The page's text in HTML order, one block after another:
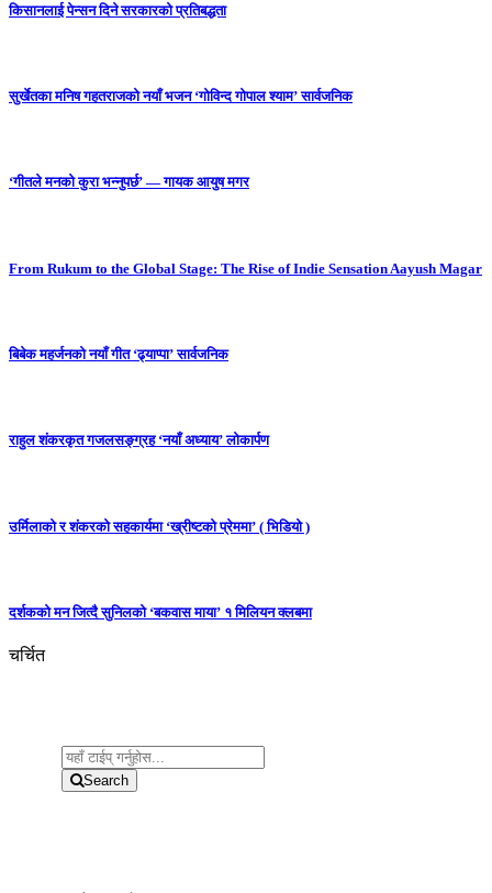
किसानलाई पेन्सन दिने सरकारको प्रतिबद्धता
सुर्खेतका मनिष गहतराजको नयाँ भजन ‘गोविन्द गोपाल श्याम’ सार्वजनिक
‘गीतले मनको कुरा भन्नुपर्छ’ — गायक आयुष मगर
From Rukum to the Global Stage: The Rise of Indie Sensation Aayush Magar
बिबेक महर्जनको नयाँ गीत ‘ढ्याप्पा’ सार्वजनिक
राहुल शंकरकृत गजलसङ्ग्रह ‘नयाँ अध्याय’ लोकार्पण
उर्मिलाको र शंकरको सहकार्यमा ‘ख्रीष्टको प्रेममा’ ( भिडियो )
दर्शकको मन जित्दै सुनिलको ‘बकवास माया’ १ मिलियन क्लबमा
चर्चित
Search